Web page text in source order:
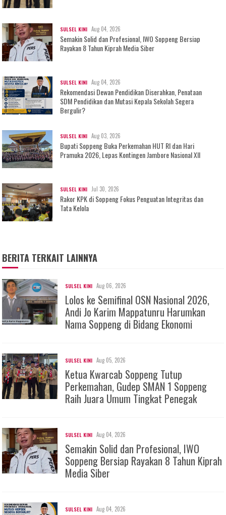
SULSEL KINI Aug 04, 2026
Semakin Solid dan Profesional, IWO Soppeng Bersiap
Rayakan 8 Tahun Kiprah Media Siber
SULSEL KINI Aug 04, 2026
Rekomendasi Dewan Pendidikan Diserahkan, Penataan
SDM Pendidikan dan Mutasi Kepala Sekolah Segera
Bergulir?
SULSEL KINI Aug 03, 2026
Bupati Soppeng Buka Perkemahan HUT RI dan Hari
Pramuka 2026, Lepas Kontingen Jambore Nasional XII
SULSEL KINI Jul 30, 2026
Rakor KPK di Soppeng Fokus Penguatan Integritas dan
Tata Kelola
BERITA TERKAIT LAINNYA
SULSEL KINI Aug 06, 2026
Lolos ke Semifinal OSN Nasional 2026,
Andi Jo Karim Mappatunru Harumkan
Nama Soppeng di Bidang Ekonomi
SULSEL KINI Aug 05, 2026
Ketua Kwarcab Soppeng Tutup
Perkemahan, Gudep SMAN 1 Soppeng
Raih Juara Umum Tingkat Penegak
SULSEL KINI Aug 04, 2026
Semakin Solid dan Profesional, IWO
Soppeng Bersiap Rayakan 8 Tahun Kiprah
Media Siber
SULSEL KINI Aug 04, 2026